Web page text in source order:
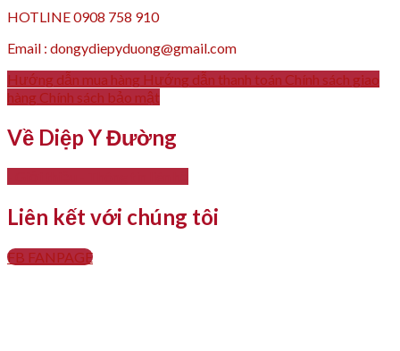
HOTLINE 0908 758 910
Email : dongydiepyduong@gmail.com
Hướng dẫn mua hàng Hướng dẫn thanh toán Chính sách giao
hàng Chính sách bảo mật
Về Diệp Y Đường
Liên kết với chúng tôi
FB FANPAGE